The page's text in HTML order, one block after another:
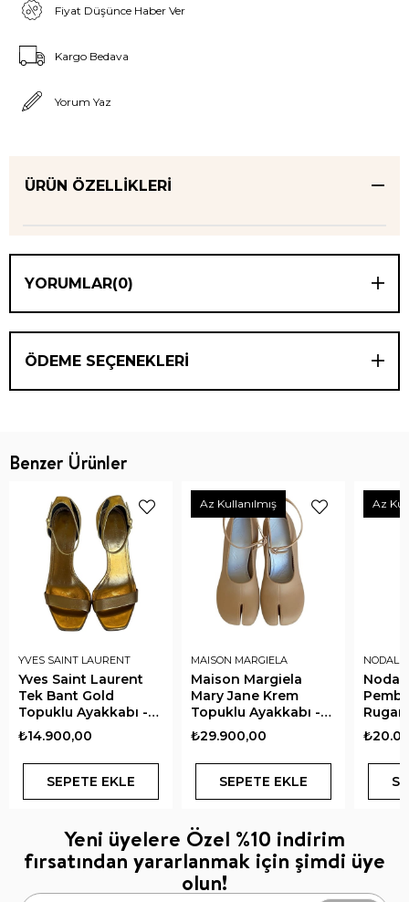
Fiyat Düşünce Haber Ver
Kargo Bedava
Yorum Yaz
ÜRÜN ÖZELLIKLERI
YORUMLAR(0)
ÖDEME SEÇENEKLERI
Benzer Ürünler
YVES SAINT LAURENT
Yves Saint Laurent
Tek Bant Gold
Topuklu Ayakkabı -
37.5
₺14.900,00
SEPETE EKLE
MAISON MARGIELA
Maison Margiela
Mary Jane Krem
Topuklu Ayakkabı -
37
₺29.900,00
SEPETE EKLE
Az Kullanılmış Az
Yeni üyelere Özel %10 indirim
fırsatından yararlanmak için şimdi üye
olun!